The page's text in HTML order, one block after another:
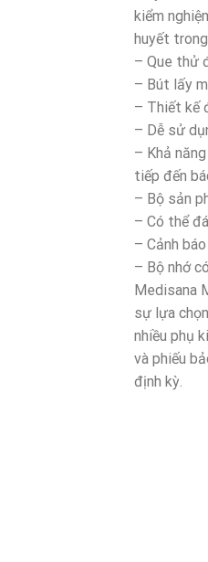
kiểm
huyết
– Que thử
– Bút lấy
– Thiết kế
– Dễ sử
– Khả
tiếp đến
– Bộ sản
– Có thể
– Cảnh
– Bộ nhớ
Medisana
sự lựa
nhiều phụ
và phiếu
định kỳ.